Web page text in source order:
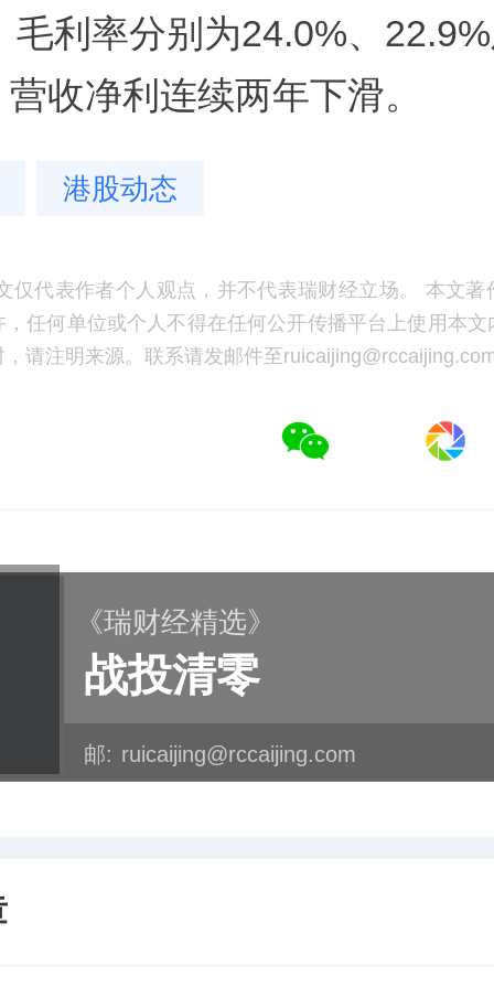
毛利率分别为24.0%、
收净利连续两年下滑。
港股动态
仅代表作者个人观点，并不代表瑞财经立场。 本文著
任何单位或个人不得在任何公开传播平台上使用本
请注明来源。联系请发邮件至
《瑞财经精选》
战投清零
邮: ruicaijing@rccaijing.com